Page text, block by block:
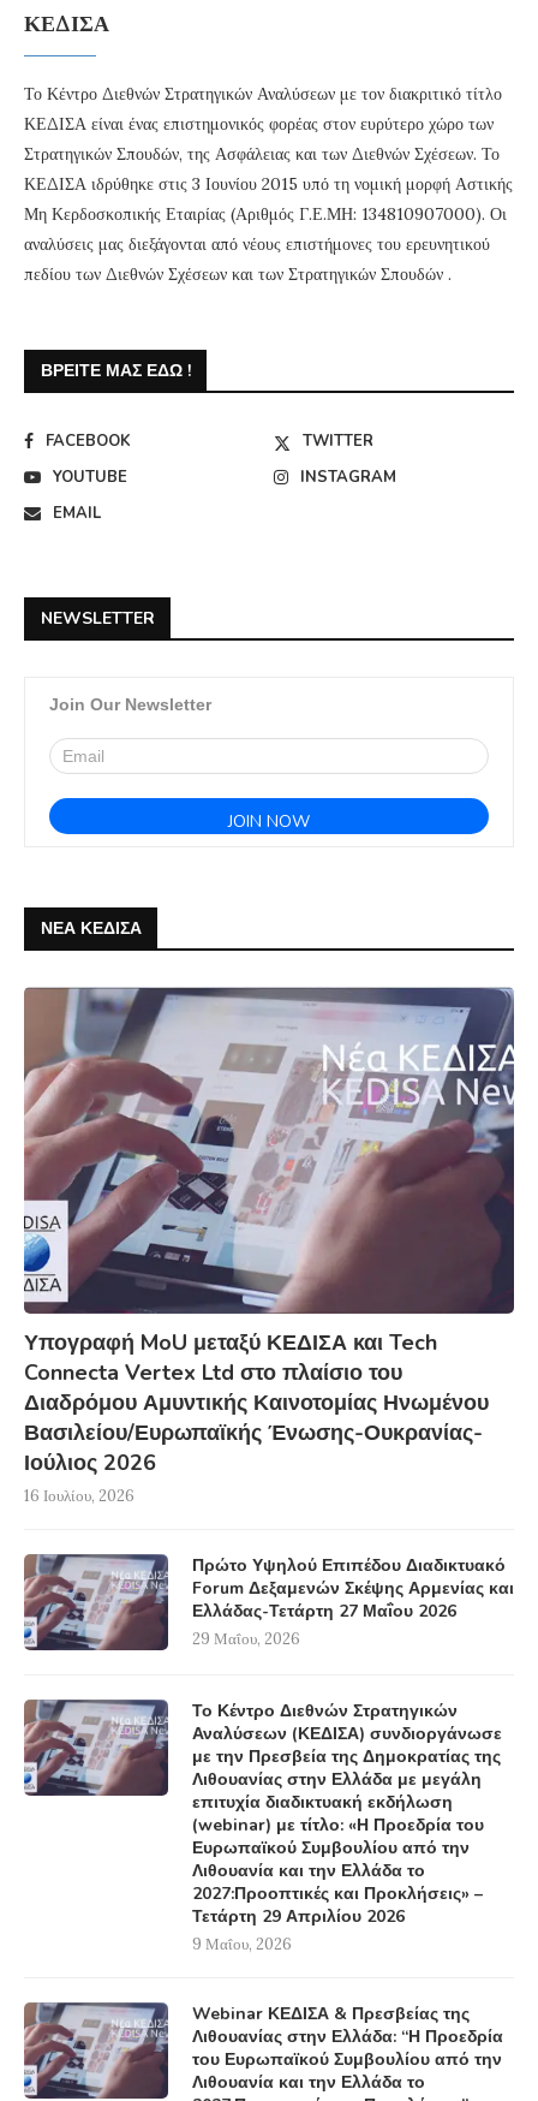
ΚΕΔΙΣΑ
Το Κέντρο Διεθνών Στρατηγικών Αναλύσεων με τον διακριτικό τίτλο
ΚΕΔΙΣΑ είναι ένας επιστημονικός φορέας στον ευρύτερο χώρο των
Στρατηγικών Σπουδών, της Ασφάλειας και των Διεθνών Σχέσεων. Το
ΚΕΔΙΣΑ ιδρύθηκε στις 3 Ιουνίου 2015 υπό τη νομική μορφή Αστικής
Μη Κερδοσκοπικής Εταιρίας (Αριθμός Γ.Ε.ΜΗ: 134810907000). Οι
αναλύσεις μας διεξάγονται από νέους επιστήμονες του ερευνητικού
πεδίου των Διεθνών Σχέσεων και των Στρατηγικών Σπουδών .
ΒΡΕΊΤΕ ΜΑΣ ΕΔΏ !
FACEBOOK
TWITTER
YOUTUBE
INSTAGRAM
EMAIL
NEWSLETTER
Join Our Newsletter
ΝΕΑ ΚΕΔΙΣΑ
Υπογραφή MoU μεταξύ ΚΕΔΙΣΑ και Tech
Connecta Vertex Ltd στο πλαίσιο του
Διαδρόμου Αμυντικής Καινοτομίας Ηνωμένου
Βασιλείου/Ευρωπαϊκής Ένωσης-Ουκρανίας-
Ιούλιος 2026
16 Ιουλίου, 2026
Πρώτο Υψηλού Επιπέδου Διαδικτυακό
Forum Δεξαμενών Σκέψης Αρμενίας και
Ελλάδας-Τετάρτη 27 Μαΐου 2026
29 Μαΐου, 2026
Το Κέντρο Διεθνών Στρατηγικών
Αναλύσεων (ΚΕΔΙΣΑ) συνδιοργάνωσε
με την Πρεσβεία της Δημοκρατίας της
Λιθουανίας στην Ελλάδα με μεγάλη
επιτυχία διαδικτυακή εκδήλωση
(webinar) με τίτλο: «Η Προεδρία του
Ευρωπαϊκού Συμβουλίου από την
Λιθουανία και την Ελλάδα το
2027:Προοπτικές και Προκλήσεις» –
Τετάρτη 29 Απριλίου 2026
9 Μαΐου, 2026
Webinar ΚΕΔΙΣΑ & Πρεσβείας της
Λιθουανίας στην Ελλάδα: “Η Προεδρία
του Ευρωπαϊκού Συμβουλίου από την
Λιθουανία και την Ελλάδα το